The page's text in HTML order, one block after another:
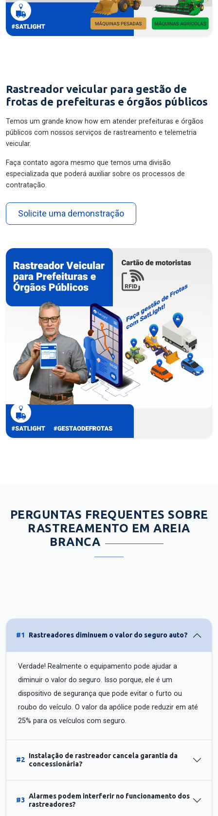
Rastreador veicular para gestão de
frotas de prefeituras e órgãos públicos
Temos um grande know how em atender prefeituras e órgãos
públicos com nossos serviços de rastreamento e telemetria
veicular.
Faça contato agora mesmo que temos uma divisão
especializada que poderá auxiliar sobre os processos de
contratação.
Solicite uma demonstração
PERGUNTAS FREQUENTES SOBRE
RASTREAMENTO EM AREIA
BRANCA
#1 Rastreadores diminuem o valor do seguro auto?
Verdade! Realmente o equipamento pode ajudar a
diminuir o valor do seguro. Isso porque, ele é um
dispositivo de segurança que pode evitar o furto ou
roubo do veículo. O valor da apólice pode reduzir em até
25% para os veículos com seguro.
#2
Instalação de rastreador cancela garantia da
concessionária?
#3
Alarmes podem interferir no funcionamento dos
rastreadores?